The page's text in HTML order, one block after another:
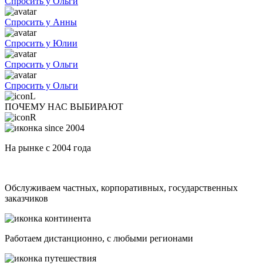
Спросить у Анны
Спросить у Юлии
Спросить у Ольги
Спросить у Ольги
ПОЧЕМУ НАС ВЫБИРАЮТ
На рынке с 2004 года
Обслуживаем частных, корпоративных, государственных
заказчиков
Работаем дистанционно, с любыми регионами